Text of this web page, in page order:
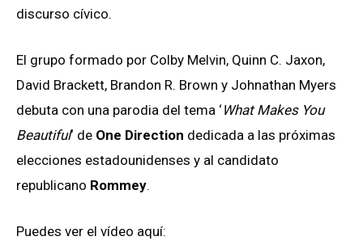
discurso cívico.
El grupo formado por Colby Melvin, Quinn C. Jaxon,
David Brackett, Brandon R. Brown y Johnathan Myers
debuta con una parodia del tema ‘What Makes You
Beautiful‘ de One Direction dedicada a las próximas
elecciones estadounidenses y al candidato
republicano Rommey.
Puedes ver el vídeo aquí: